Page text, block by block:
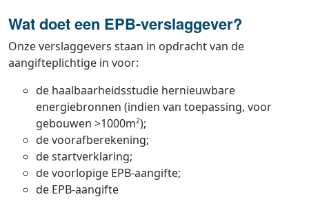
Wat doet een EPB-verslaggever?
Onze verslaggevers staan in opdracht van de
aangifteplichtige in voor:
de haalbaarheidsstudie hernieuwbare
energiebronnen (indien van toepassing, voor
gebouwen >1000m2);
de voorafberekening;
de startverklaring;
de voorlopige EPB-aangifte;
de EPB-aangifte